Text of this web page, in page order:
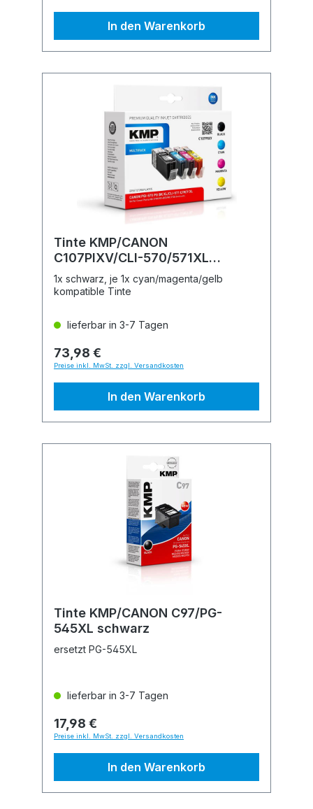
In den Warenkorb
Tinte KMP/CANON
C107PIXV/CLI-570/571XL
Multipack
1x schwarz, je 1x cyan/magenta/gelb
kompatible Tinte
lieferbar in 3-7 Tagen
73,98 €
Preise inkl. MwSt. zzgl. Versandkosten
In den Warenkorb
Tinte KMP/CANON C97/PG-
545XL schwarz
ersetzt PG-545XL
lieferbar in 3-7 Tagen
17,98 €
Preise inkl. MwSt. zzgl. Versandkosten
In den Warenkorb